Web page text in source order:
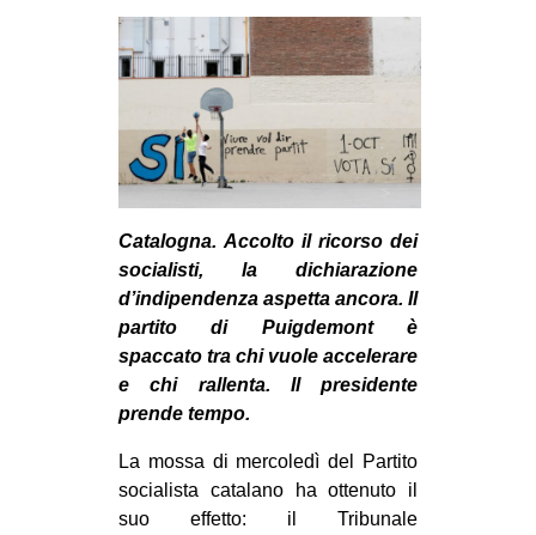
MILANO
MOBILITAZIONI
SPORT POPOLARE
MOVIMENTI
ANTIFASCISMO
DIRITTO ALL’ABITARE
GENERI
MIGRAZIONI
PRECARIATO
REPRESSIONE
STUDENTI
Catalogna. Accolto il ricorso dei
socialisti, la dichiarazione
d’indipendenza aspetta ancora. Il
partito di Puigdemont è
spaccato tra chi vuole accelerare
e chi rallenta. Il presidente
prende tempo.
La mossa di mercoledì del Partito
socialista catalano ha ottenuto il
suo effetto: il Tribunale